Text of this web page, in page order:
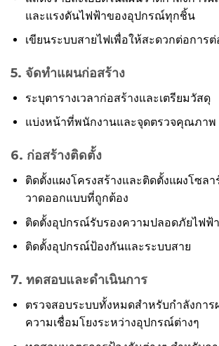
และแรงดันไฟฟ้าของอุปกรณ์ทุกชิ้น
เขียนระบบสายไฟเพื่อให้สะดวกต่อการ
5. จัดทำแผนก่อสร้าง
ระบุตารางเวลาก่อสร้างและเตรียมวัสดุ
แบ่งหน้าที่พนักงานและจุดตรวจคุณภาพ
6. ก่อสร้างติดตั้ง
ติดตั้งแผงโครงสร้างและติดตั้งแผงโซล
วาดออกแบบที่ถูกต้อง
ติดตั้งอุปกรณ์รับรองความปลอดภัยไฟฟ้
ติดตั้งอุปกรณ์ป้องกันและระบบสาย
7. ทดสอบและดำเนินการ
ตรวจสอบระบบทั้งหมดสำหรับกำลังการ
ความเชื่อมโยงระหว่างอุปกรณ์ต่างๆ